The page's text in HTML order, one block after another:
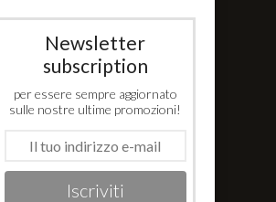
Newsletter
subscription
per essere sempre aggiornato
sulle nostre ultime promozioni!
Iscriviti